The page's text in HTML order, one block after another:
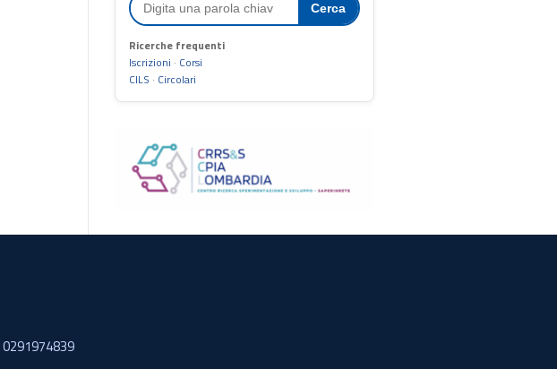
Cerca
Ricerche frequenti
Iscrizioni · Corsi
CILS · Circolari
0291974839